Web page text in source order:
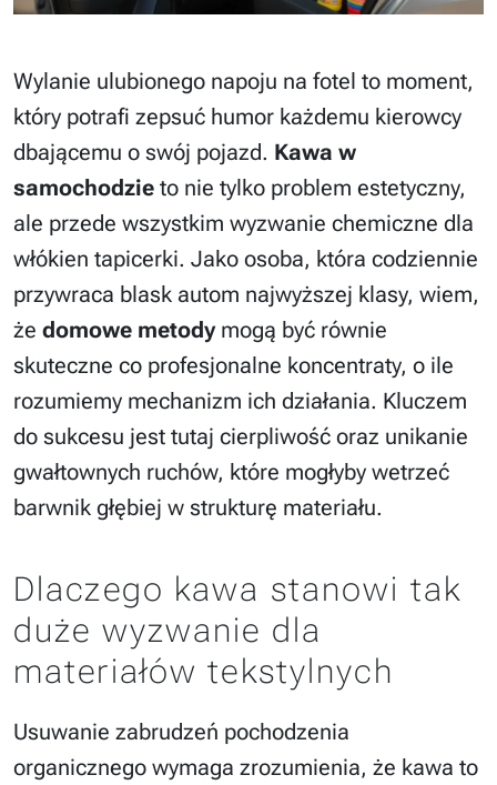
Wylanie ulubionego napoju na fotel to moment,
który potrafi zepsuć humor każdemu kierowcy
dbającemu o swój pojazd. Kawa w
samochodzie to nie tylko problem estetyczny,
ale przede wszystkim wyzwanie chemiczne dla
włókien tapicerki. Jako osoba, która codziennie
przywraca blask autom najwyższej klasy, wiem,
że domowe metody mogą być równie
skuteczne co profesjonalne koncentraty, o ile
rozumiemy mechanizm ich działania. Kluczem
do sukcesu jest tutaj cierpliwość oraz unikanie
gwałtownych ruchów, które mogłyby wetrzeć
barwnik głębiej w strukturę materiału.
Dlaczego kawa stanowi tak
duże wyzwanie dla
materiałów tekstylnych
Usuwanie zabrudzeń pochodzenia
organicznego wymaga zrozumienia, że kawa to